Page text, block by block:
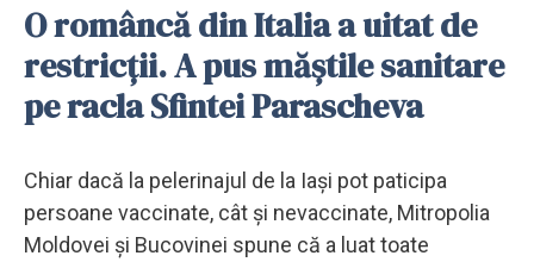
O româncă din Italia a uitat de
restricții. A pus măștile sanitare
pe racla Sfintei Parascheva
Chiar dacă la pelerinajul de la Iași pot paticipa
persoane vaccinate, cât și nevaccinate, Mitropolia
Moldovei și Bucovinei spune că a luat toate